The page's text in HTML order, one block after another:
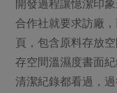
開發過程讓憶潔印
合作社就要求訪廠
頁，包含原料存放
存空間溫濕度書面
清潔紀錄都看過，